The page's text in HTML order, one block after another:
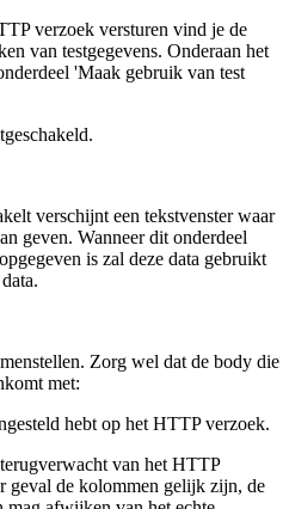
verzoek versturen vind je de
van testgegevens. Onderaan het
'Maak gebruik van test
verschijnt een tekstvenster waar
geven. Wanneer dit onderdeel
is zal deze data gebruikt
Zorg wel dat de body die
met:
hebt op het HTTP verzoek.
van het HTTP
geval de kolommen gelijk zijn, de